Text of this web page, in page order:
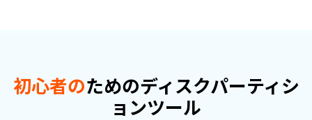
初心者のためのディスクパーティシ
ョンツール